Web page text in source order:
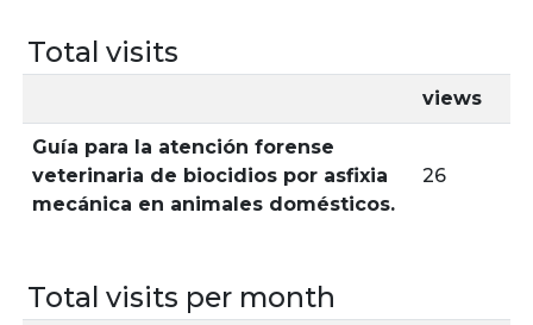
Total visits
views
Guía para la atención forense
veterinaria de biocidios por asfixia
mecánica en animales domésticos.
26
Total visits per month